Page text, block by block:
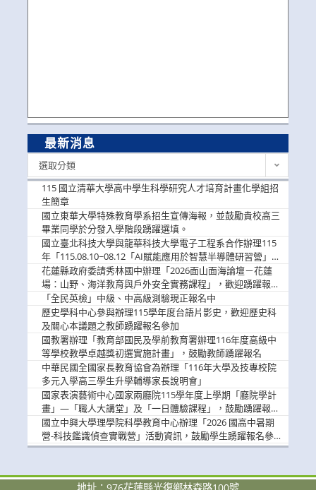
最新消息
選取分類
115 國立清華大學高中學生科學研究人才培育計畫化學組招
生簡章
國立東華大學特殊教育學系招生宣傳海報，並鼓勵貴校高三
畢業同學於分發入學階段踴躍選填。
國立臺北科技大學與龍華科技大學電子工程系合作辦理115
年「115.08.10~08.12「AI賦能應用於智慧半導體研習營」，
歡迎學生踴躍報名參加
花蓮縣政府委請秀林國中辦理「2026面山面海論壇－花蓮
場：山野、海洋教育與戶外安全實務課程」，歡迎踴躍報名
參加
「全民英檢」中級、中高級測驗現正報名中
歷史學科中心參與辦理115學年度台語片影史，歡迎歷史科
及關心本議題之教師踴躍報名參加
國教署辦理「教育部國民及學前教育署辦理116年度高級中
等學校教學卓越獎初選實施計畫」，鼓勵教師踴躍報名
中華民國全國家長教育協會為辦理「116年大學及技專校院
多元入學高三學生升學輔導家長說明會」
國家表演藝術中心國家兩廳院115學年度上學期「廳院學計
畫」—「職人大講堂」及「一日體驗課程」，鼓勵踴躍報名
參與。
國立中興大學理學院科學教育中心辦理「2026 國高中暑期
營-科技鑑識偵查實戰營」活動資訊，鼓勵學生踴躍報名參
加。